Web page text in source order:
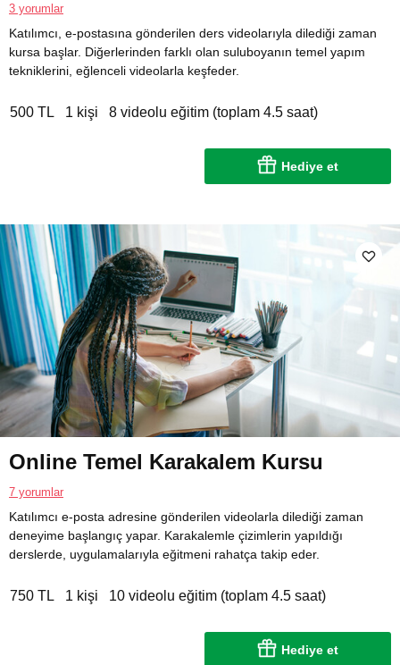
3 yorumlar
Katılımcı, e-postasına gönderilen ders videolarıyla dilediği zaman
kursa başlar. Diğerlerinden farklı olan suluboyanın temel yapım
tekniklerini, eğlenceli videolarla keşfeder.
500 TL 1 kişi 8 videolu eğitim (toplam 4.5 saat)
Hediye et
Online Temel Karakalem Kursu
7 yorumlar
Katılımcı e-posta adresine gönderilen videolarla dilediği zaman
deneyime başlangıç yapar. Karakalemle çizimlerin yapıldığı
derslerde, uygulamalarıyla eğitmeni rahatça takip eder.
750 TL 1 kişi 10 videolu eğitim (toplam 4.5 saat)
Hediye et